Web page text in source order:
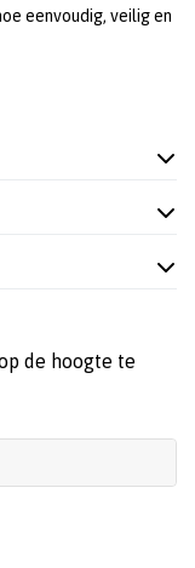
eenvoudig, veilig en
de hoogte te